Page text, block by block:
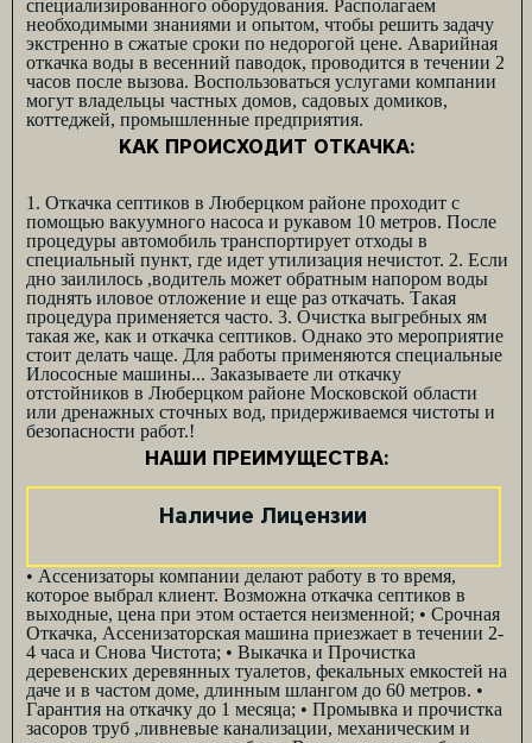
специализированного оборудования. Располагаем
необходимыми знаниями и опытом, чтобы решить задачу
экстренно в сжатые сроки по недорогой цене. Аварийная
откачка воды в весенний паводок, проводится в течении 2
часов после вызова. Воспользоваться услугами компании
могут владельцы частных домов, садовых домиков,
коттеджей, промышленные предприятия.
КАК ПРОИСХОДИТ ОТКАЧКА:
1. Откачка септиков в Люберцком районе проходит с
помощью вакуумного насоса и рукавом 10 метров. После
процедуры автомобиль транспортирует отходы в
специальный пункт, где идет утилизация нечистот. 2. Если
дно заилилось ,водитель может обратным напором воды
поднять иловое отложение и еще раз откачать. Такая
процедура применяется часто. 3. Очистка выгребных ям
такая же, как и откачка септиков. Однако это мероприятие
стоит делать чаще. Для работы применяются специальные
Илососные машины... Заказываете ли откачку
отстойников в Люберцком районе Московской области
или дренажных сточных вод, придерживаемся чистоты и
безопасности работ.!
НАШИ ПРЕИМУЩЕСТВА:
Наличие Лицензии
• Ассенизаторы компании делают работу в то время,
которое выбрал клиент. Возможна откачка септиков в
выходные, цена при этом остается неизменной; • Срочная
Откачка, Ассенизаторская машина приезжает в течении 2-
4 часа и Снова Чистота; • Выкачка и Прочистка
деревенских деревянных туалетов, фекальных емкостей на
даче и в частом доме, длинным шлангом до 60 метров. •
Гарантия на откачку до 1 месяца; • Промывка и прочистка
засоров труб ,ливневые канализации, механическим и